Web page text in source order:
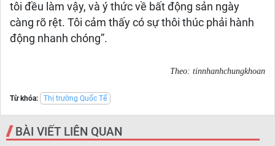
tôi đều làm vậy, và ý thức về bất động sản ngày
càng rõ rệt. Tôi cảm thấy có sự thôi thúc phải hành
động nhanh chóng”.
Theo: tinnhanhchungkhoan
Từ khóa: Thị trường Quốc Tế
BÀI VIẾT LIÊN QUAN